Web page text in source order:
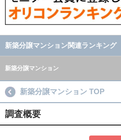
新築分譲マンション関連ランキング
新築分譲マンション
新築分譲マンション TOP
調査概要